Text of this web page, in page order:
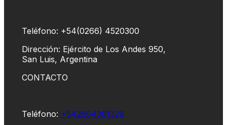
Teléfono: +54(0266) 4520300
Dirección: Ejército de Los Andes 950,
San Luis, Argentina
CONTACTO
Teléfono: +542664361329